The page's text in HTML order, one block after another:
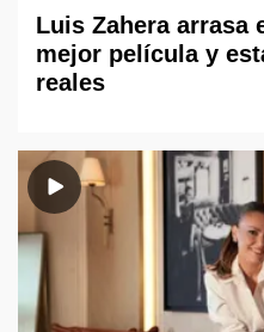
Luis Zahera arrasa
mejor película y
reales